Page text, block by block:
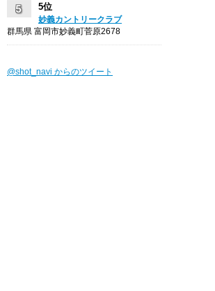
5位
妙義カントリークラブ
群馬県 富岡市妙義町菅原2678
@shot_navi からのツイート